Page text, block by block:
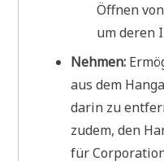
Öffnen
um deren
Nehmen:
aus dem
darin zu
zudem, den
für